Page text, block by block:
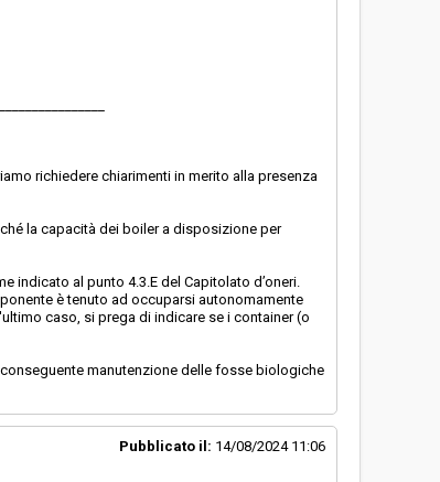
richiedere chiarimenti in merito alla presenza
la capacità dei boiler a disposizione per
indicato al punto 4.3.E del Capitolato d’oneri.
è tenuto ad occuparsi autonomamente
caso, si prega di indicare se i container (o
manutenzione delle fosse biologiche
Pubblicato il: 14/08/2024 11:06